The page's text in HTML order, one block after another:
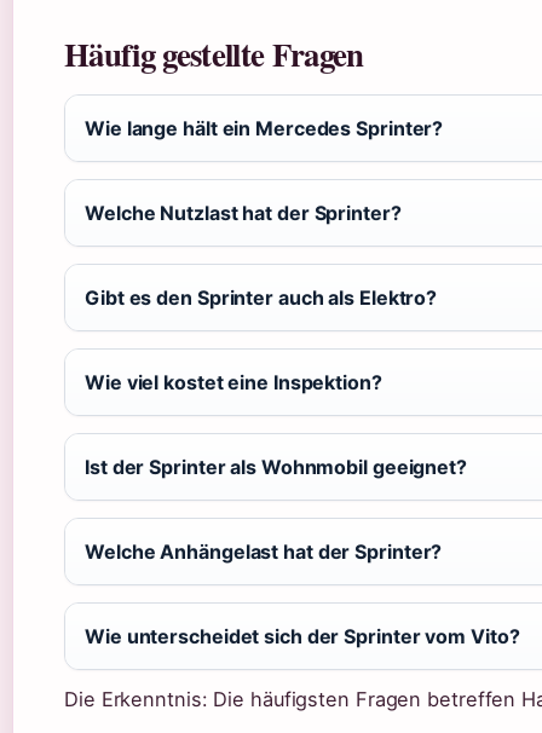
Häufig gestellte Fragen
Wie lange hält ein Mercedes Sprinter?
Welche Nutzlast hat der Sprinter?
Gibt es den Sprinter auch als Elektro?
Wie viel kostet eine Inspektion?
Ist der Sprinter als Wohnmobil geeignet?
Welche Anhängelast hat der Sprinter?
Wie unterscheidet sich der Sprinter vom Vito?
Die Erkenntnis: Die häufigsten Fragen betreffen